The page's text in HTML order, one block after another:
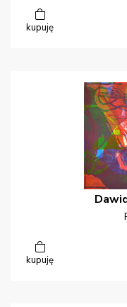
kupuję
kupuję